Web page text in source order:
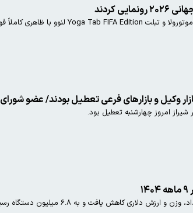
کردند
وکیل و بازارهای فرعی تعطیل بودند/ عضو شورای
امروز چهارشنبه تعطیل بود.